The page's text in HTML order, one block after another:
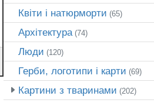
Квіти і натюрморти (65)
Архітектура(74)
Люди (120)
Герби, логотипи і карти (69)
Картини з тваринами (202)